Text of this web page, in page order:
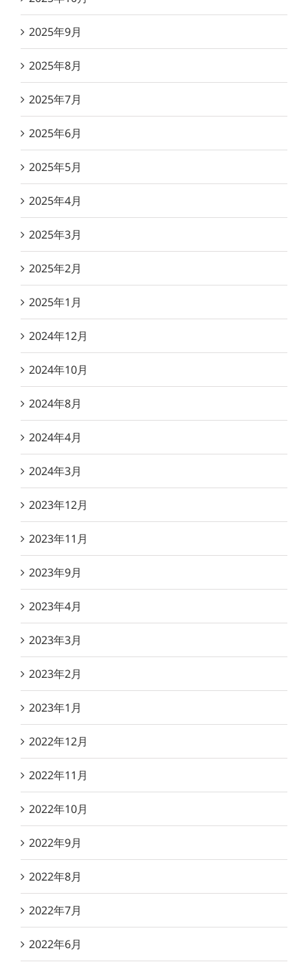
2025年9月
2025年8月
2025年7月
2025年6月
2025年5月
2025年4月
2025年3月
2025年2月
2025年1月
2024年12月
2024年10月
2024年8月
2024年4月
2024年3月
2023年12月
2023年11月
2023年9月
2023年4月
2023年3月
2023年2月
2023年1月
2022年12月
2022年11月
2022年10月
2022年9月
2022年8月
2022年7月
2022年6月